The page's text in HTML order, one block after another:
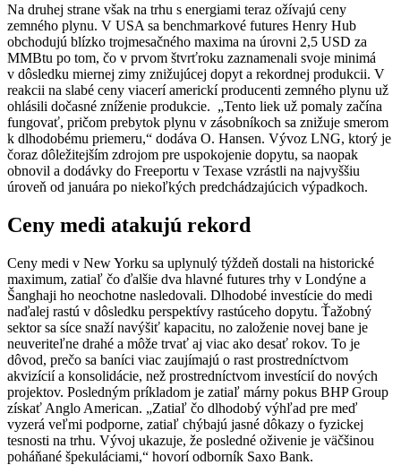
Na druhej strane však na trhu s energiami teraz ožívajú ceny
zemného plynu. V USA sa benchmarkové futures Henry Hub
obchodujú blízko trojmesačného maxima na úrovni 2,5 USD za
MMBtu po tom, čo v prvom štvrťroku zaznamenali svoje minimá
v dôsledku miernej zimy znižujúcej dopyt a rekordnej produkcii. V
reakcii na slabé ceny viacerí americkí producenti zemného plynu už
ohlásili dočasné zníženie produkcie. „Tento liek už pomaly začína
fungovať, pričom prebytok plynu v zásobníkoch sa znižuje smerom
k dlhodobému priemeru,“ dodáva O. Hansen. Vývoz LNG, ktorý je
čoraz dôležitejším zdrojom pre uspokojenie dopytu, sa naopak
obnovil a dodávky do Freeportu v Texase vzrástli na najvyššiu
úroveň od januára po niekoľkých predchádzajúcich výpadkoch.
Ceny medi atakujú rekord
Ceny medi v New Yorku sa uplynulý týždeň dostali na historické
maximum, zatiaľ čo ďalšie dva hlavné futures trhy v Londýne a
Šanghaji ho neochotne nasledovali. Dlhodobé investície do medi
naďalej rastú v dôsledku perspektívy rastúceho dopytu. Ťažobný
sektor sa síce snaží navýšiť kapacitu, no založenie novej bane je
neuveriteľne drahé a môže trvať aj viac ako desať rokov. To je
dôvod, prečo sa baníci viac zaujímajú o rast prostredníctvom
akvizícií a konsolidácie, než prostredníctvom investícií do nových
projektov. Posledným príkladom je zatiaľ márny pokus BHP Group
získať Anglo American. „Zatiaľ čo dlhodobý výhľad pre meď
vyzerá veľmi podporne, zatiaľ chýbajú jasné dôkazy o fyzickej
tesnosti na trhu. Vývoj ukazuje, že posledné oživenie je väčšinou
poháňané špekuláciami,“ hovorí odborník Saxo Bank.